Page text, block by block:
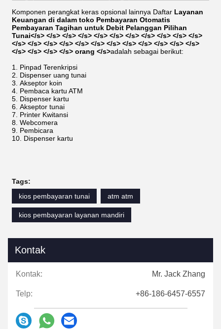
Komponen perangkat keras opsional lainnya Daftar Layanan
Keuangan di dalam toko Pembayaran Otomatis
Pembayaran Tagihan untuk Debit Pelanggan Pilihan
Tunai</s> </s> </s> </s> </s> </s> </s> </s> </s> </s> </s>
</s> </s> </s> </s> </s> </s> </s> </s> </s> </s> </s> </s>
</s> </s> </s> </s> orang </s>adalah sebagai berikut:
Pinpad Terenkripsi
Dispenser uang tunai
Akseptor koin
Pembaca kartu ATM
Dispenser kartu
Akseptor tunai
Printer Kwitansi
Webcomera
Pembicara
Dispenser kartu
Tags:
kios pembayaran tunai
atm atm
kios pembayaran layanan mandiri
Kontak
Kontak: Mr. Jack Zhang
Telp: +86-186-6457-6557